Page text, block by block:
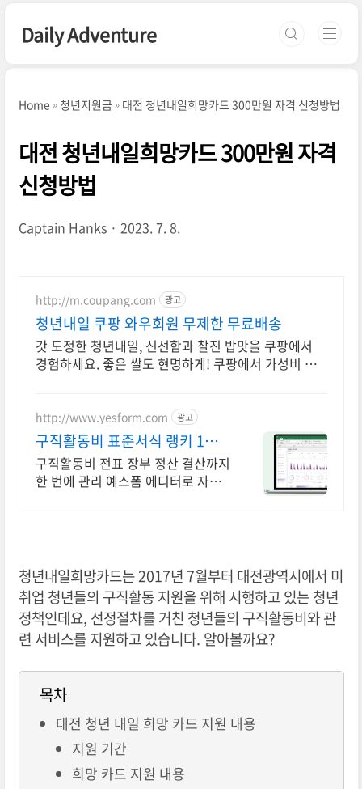
Daily Adventure
Home 청년지원금 대전 청년내일희망카드 300만원 자격 신청방법
대전 청년내일희망카드 300만원 자격
신청방법
Captain Hanks 2023. 7. 8.
http://m.coupang.com 광고
청년내일 쿠팡 와우회원 무제한 무료배송
갓 도정한 청년내일, 신선함과 찰진 밥맛을 쿠팡에서
경험하세요. 좋은 쌀도 현명하게! 쿠팡에서 가성비 좋
http://www.yesform.com 광고
구직활동비 표준서식 랭키 1위
예스폼!
구직활동비 전표 장부 정산 결산까지
한 번에 관리 예스폼 에디터로 자동
청년내일희망카드는 2017년 7월부터 대전광역시에서 미
취업 청년들의 구직활동 지원을 위해 시행하고 있는 청년
정책인데요, 선정절차를 거친 청년들의 구직활동비와 관
련 서비스를 지원하고 있습니다. 알아볼까요?
목차
대전 청년 내일 희망 카드 지원 내용
지원 기간
희망 카드 지원 내용